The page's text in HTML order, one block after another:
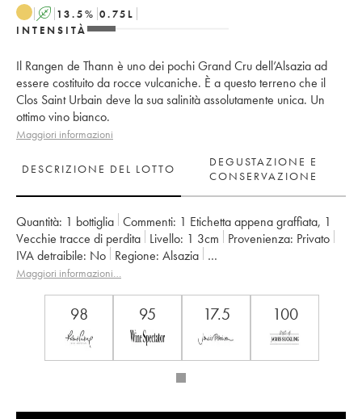
A 13.5% 0.75 L
INTENSITÀ
Il Rangen de Thann è uno dei pochi Grand Cru dell’Alsazia ad
essere costituito da rocce vulcaniche. È a questo terreno che il
Clos Saint Urbain deve la sua salinità assolutamente unica. Un
ottimo vino bianco.
Maggiori informazioni
DESCRIZIONE DEL LOTTO
DEGUSTAZIONE E
CONSERVAZIONE
Quantità: 1 bottiglia Commenti: 1 Etichetta appena graffiata, 1
Vecchie tracce di perdita Livello: 1 3cm Provenienza:
privato
IVA detraibile:
no Regione:
Alsazia
Denominazione:
Alsace Riesling
Maggiori informazioni…
98 95 17.5 100